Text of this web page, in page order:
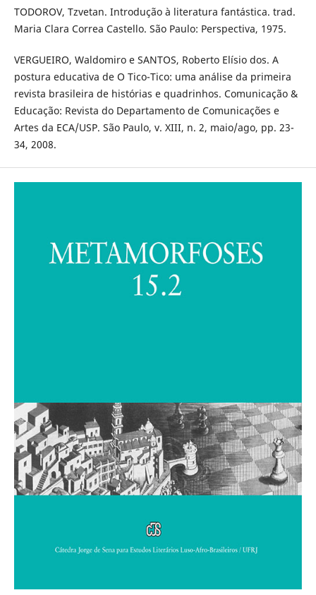
TODOROV, Tzvetan. Introdução à literatura fantástica. trad.
Maria Clara Correa Castello. São Paulo: Perspectiva, 1975.
VERGUEIRO, Waldomiro e SANTOS, Roberto Elísio dos. A
postura educativa de O Tico-Tico: uma análise da primeira
revista brasileira de histórias e quadrinhos. Comunicação &
Educação: Revista do Departamento de Comunicações e
Artes da ECA/USP. São Paulo, v. XIII, n. 2, maio/ago, pp. 23-
34, 2008.